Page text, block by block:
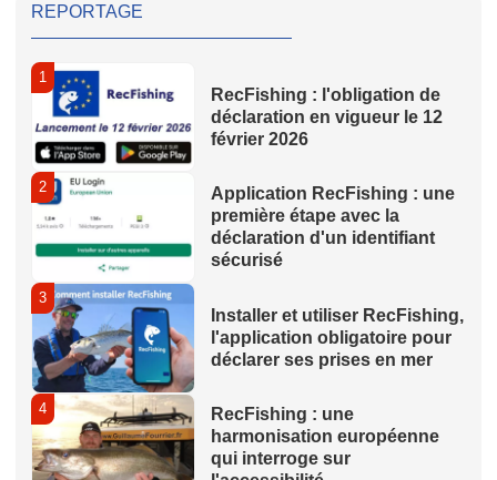
REPORTAGE
1
RecFishing : l'obligation de
déclaration en vigueur le 12
février 2026
2
Application RecFishing : une
première étape avec la
déclaration d'un identifiant
sécurisé
3
Installer et utiliser RecFishing,
l'application obligatoire pour
déclarer ses prises en mer
4
RecFishing : une
harmonisation européenne
qui interroge sur